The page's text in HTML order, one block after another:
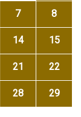
7 8
14 15
21 22
28 29